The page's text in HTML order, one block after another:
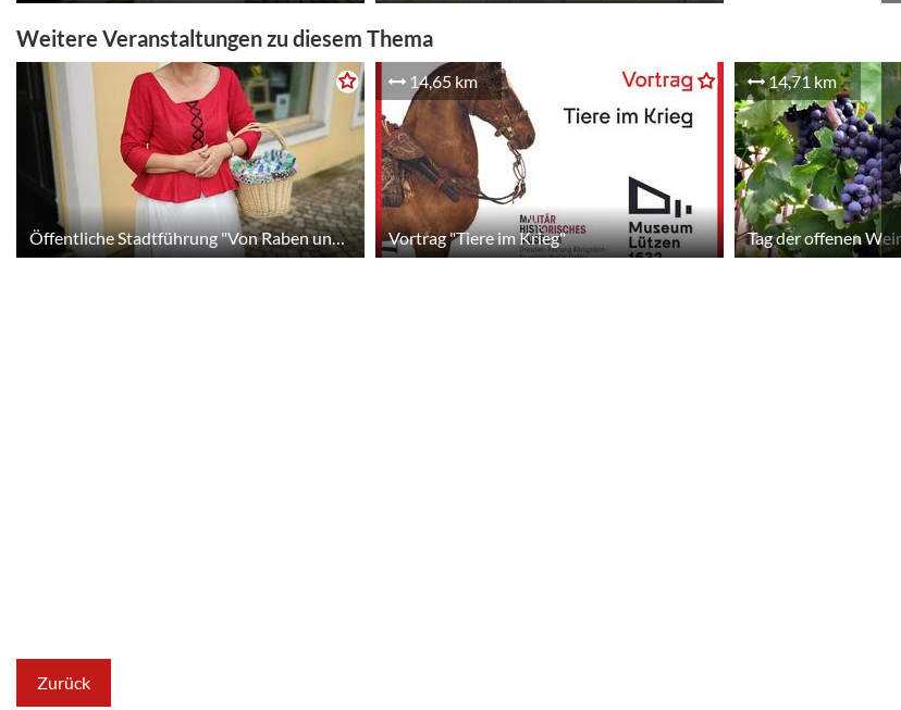
Weitere Veranstaltungen zu diesem Thema
Öffentliche Stadtführung "Von Raben und Zaubersprüchen"
14,65 km
Vortrag "Tiere im Krieg"
14,71 km
Zurück